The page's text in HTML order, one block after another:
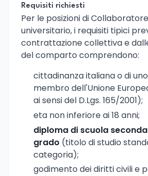
Requisiti richiesti
Per le posizioni di
universitario, i requisiti tipici
contrattazione collettiva e
del comparto comprendono:
cittadinanza italiana o di
membro dell'Unione
ai sensi del D.Lgs. 165/2001);
eta non inferiore ai 18 anni;
diploma di scuola
grado (titolo di studio
categoria);
godimento dei diritti civili e